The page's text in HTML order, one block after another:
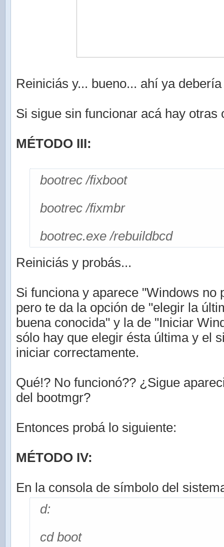
Reiniciás y... bueno... ahí ya
Si sigue sin funcionar acá hay otras
MÉTODO III:
bootrec /fixboot
bootrec /fixmbr
bootrec.exe /rebuildbcd
Reiniciás y probás...
Si funciona y aparece "Windows no
pero te da la opción de "elegir la
buena conocida" y la de "Iniciar
sólo hay que elegir ésta última y el
iniciar correctamente.
Qué!? No funcionó?? ¿Sigue
del bootmgr?
Entonces probá lo siguiente:
MÉTODO IV:
En la consola de símbolo del
d:
cd boot